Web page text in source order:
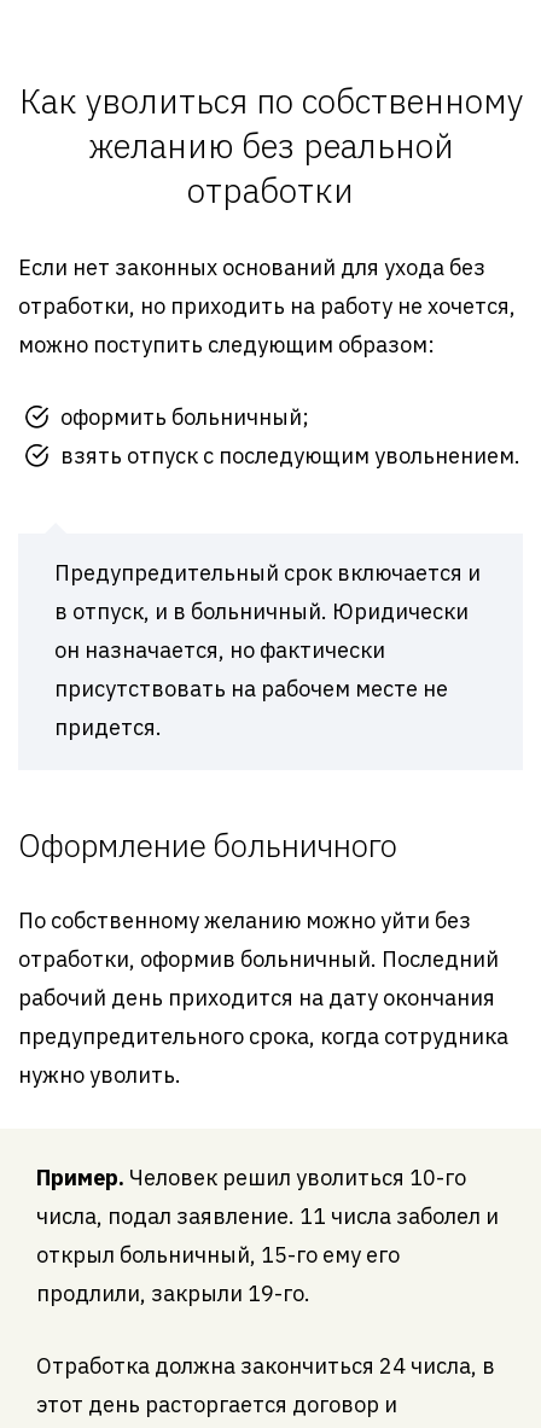
Как уволиться по собственному
желанию без реальной
отработки
Если нет законных оснований для ухода без
отработки, но приходить на работу не хочется,
можно поступить следующим образом:
оформить больничный;
взять отпуск с последующим увольнением.
Предупредительный срок включается и
в отпуск, и в больничный. Юридически
он назначается, но фактически
присутствовать на рабочем месте не
придется.
Оформление больничного
По собственному желанию можно уйти без
отработки, оформив больничный. Последний
рабочий день приходится на дату окончания
предупредительного срока, когда сотрудника
нужно уволить.
Пример. Человек решил уволиться 10-го
числа, подал заявление. 11 числа заболел и
открыл больничный, 15-го ему его
продлили, закрыли 19-го.
Отработка должна закончиться 24 числа, в
этот день расторгается договор и